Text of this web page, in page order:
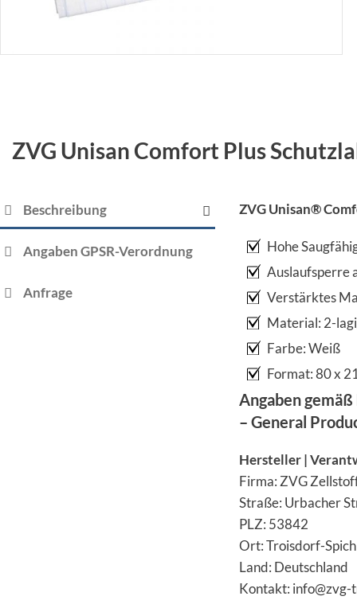
ZVG Unisan Comfort Plus
Beschreibung
Angaben GPSR-Verordnung
Anfrage
ZVG Unisan®
Hohe
Auslaufsperre
Verstärktes
Material: 2-
Farbe: Weiß
Format: 80 x
Angaben
– General
Hersteller |
Firma: ZVG
Straße: Urbacher
PLZ: 53842
Ort: Troisdorf-Spich
Land: Deutschland
Kontakt: